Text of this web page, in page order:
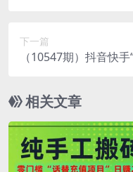
下一篇
（10547期）抖音快
相关文章